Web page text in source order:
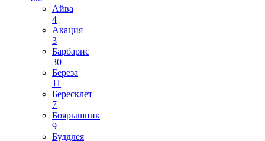
Айва
4
Акация
3
Барбарис
30
Береза
11
Бересклет
7
Боярышник
9
Буддлея